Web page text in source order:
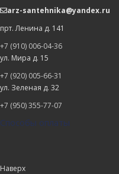
arz-santehnika@yandex.ru
прт. Ленина д. 141
+7 (910) 006-04-36
ул. Мира д. 15
+7 (920) 005-66-31
ул. Зеленая д. 32
+7 (950) 355-77-07
Способы оплаты
Наверх